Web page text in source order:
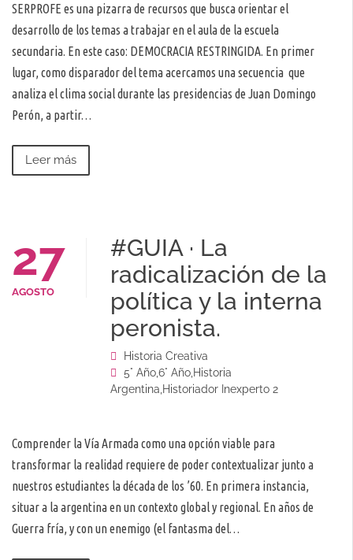
SERPROFE es una pizarra de recursos que busca orientar el
desarrollo de los temas a trabajar en el aula de la escuela
secundaria. En este caso: DEMOCRACIA RESTRINGIDA. En primer
lugar, como disparador del tema acercamos una secuencia que
analiza el clima social durante las presidencias de Juan Domingo
Perón, a partir…
Leer más
27
AGOSTO
#GUIA · La
radicalización de la
política y la interna
peronista.
Historia Creativa
5° Año,6° Año,Historia
Argentina,Historiador Inexperto 2
Comprender la Vía Armada como una opción viable para
transformar la realidad requiere de poder contextualizar junto a
nuestros estudiantes la década de los ’60. En primera instancia,
situar a la argentina en un contexto global y regional. En años de
Guerra fría, y con un enemigo (el fantasma del…